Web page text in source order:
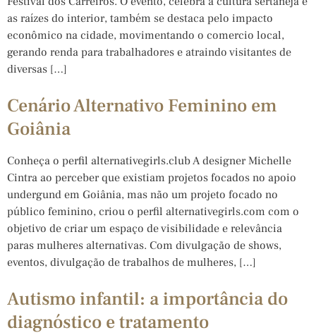
as raízes do interior, também se destaca pelo impacto
econômico na cidade, movimentando o comercio local,
gerando renda para trabalhadores e atraindo visitantes de
diversas […]
Cenário Alternativo Feminino em
Goiânia
Conheça o perfil alternativegirls.club A designer Michelle
Cintra ao perceber que existiam projetos focados no apoio
undergund em Goiânia, mas não um projeto focado no
público feminino, criou o perfil alternativegirls.com com o
objetivo de criar um espaço de visibilidade e relevância
paras mulheres alternativas. Com divulgação de shows,
eventos, divulgação de trabalhos de mulheres, […]
Autismo infantil: a importância do
diagnóstico e tratamento